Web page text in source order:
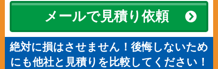
メールで見積り依頼
絶対に損はさせません！後悔しないため
にも他社と見積りを比較してください！